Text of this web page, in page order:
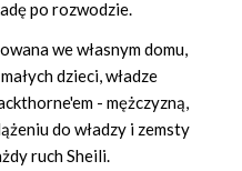
po rozwodzie.
we własnym domu,
dzieci, władze
- mężczyzną,
do władzy i zemsty
ruch Sheili.